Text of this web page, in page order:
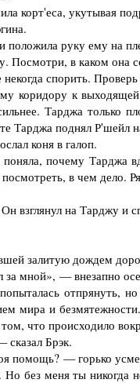
корт'еса, укутывая
положила руку ему на
в каком она
спорить.
к
Тарджа только
Тарджа поднял Р'шейл
коня в галоп.
почему Тарджа
в чем дело.
взглянул на Тарджу и
залитую дождем
мной», — внезапно
отпрянуть,
мира и
что происходило
Брэк.
помощь? — горько
без меня ты никогда